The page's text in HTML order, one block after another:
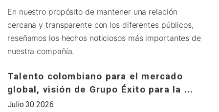
En nuestro propósito de mantener una relación
cercana y transparente con los diferentes públicos,
reseñamos los hechos noticiosos más importantes de
nuestra compañía.
Talento colombiano para el mercado
global, visión de Grupo Éxito para la ...
Julio 30 2026